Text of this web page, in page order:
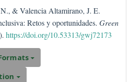
& Valencia Altamirano, J. E.
Retos y oportunidades. Green
https://doi.org/10.53313/gwj72173